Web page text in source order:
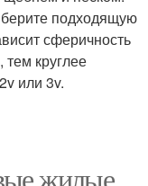
подходящую
сферичность
тем круглее
или 3v.
жилые